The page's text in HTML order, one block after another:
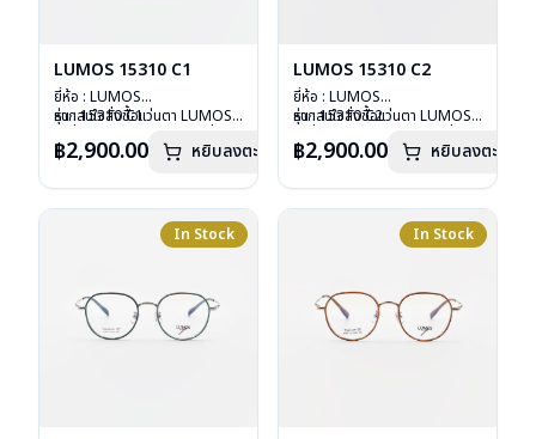
LUMOS 15310 C1
ยี่ห้อ : LUMOS
รุ่น : 15310 C1
เลนส์ : Demo Lens
น้ำหนัก : 16 กรัม
อุปกรณ์ : กล่องแว่น , ผ้าเช็ดแว่น
หากสนใจสั่งชื้อแว่นตา LUMOS
ลงไว้กรุณาติดต่อเราคลิก
฿2,900.00 หยิบลงตะกร้า
LUMOS 15310 C2
ยี่ห้อ : LUMOS
รุ่น : 15310 C2
เลนส์ : Demo Lens
น้ำหนัก : 16 กรัม
อุปกรณ์ : กล่องแว่น , ผ้าเช็ดแว่น
หากสนใจสั่งชื้อแว่นตา LUMOS
ลงไว้กรุณาติดต่อเราคลิก
฿2,900.00 หยิบลงตะกร้า
In Stock In Stock